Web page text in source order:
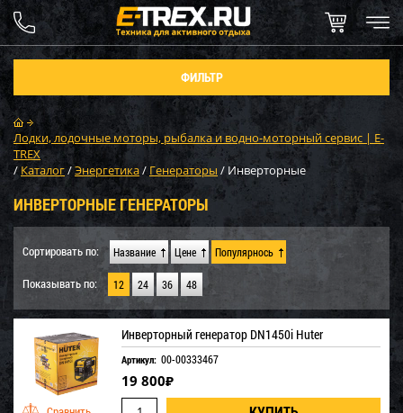
ФИЛЬТР
Лодки, лодочные моторы, рыбалка и водно-моторный сервис | E-
TREX
/Каталог/Энергетика/ Генераторы / Инверторные
ИНВЕРТОРНЫЕ ГЕНЕРАТОРЫ
Сортировать по: Название Цене Популярнось
Показывать по: 12 24 36 48
Инверторный генератор DN1450i Huter
Артикул: 00-00333467
19 800₽